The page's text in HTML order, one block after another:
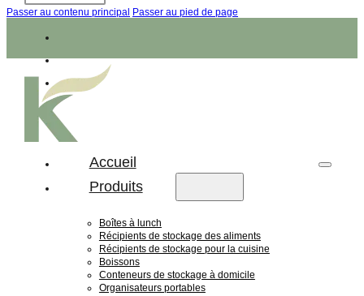
Passer au contenu principal Passer au pied de page
Accueil
Produits
Boîtes à lunch
Récipients de stockage des aliments
Récipients de stockage pour la cuisine
Boissons
Conteneurs de stockage à domicile
Organisateurs portables